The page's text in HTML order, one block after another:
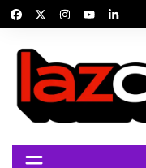
para
conteúdo